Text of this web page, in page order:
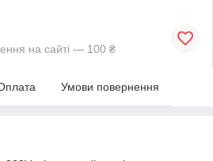
на сайті — 100 ₴
Умови повернення